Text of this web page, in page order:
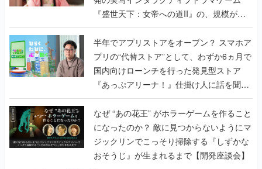
『盛世天下：女帝への道II』の、規模が違
うこだわりをプロデューサーに聞いた
半年でアプリストアをオープン？ スマホア
プリの“代替ストア”として、わずか6ヵ月で
国内向けローンチを行った発見型ストア
『あっぷアリーナ！』仕掛け人に話を聞い
てみた
なぜ “あの花王” がホラーゲームを作ること
になったのか？ 敵に見つからないようにマ
ジックリンでこっそり掃除する『しずかな
おそうじ』が生まれるまで【開発座談会】